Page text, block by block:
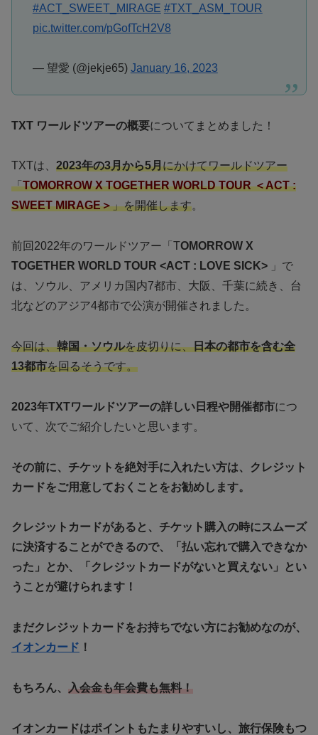
#ACT_SWEET_MIRAGE #TXT_ASM_TOUR
pic.twitter.com/pGofTcH2V8
— 望愛 (@jekje65) January 16, 2023
TXT ワールドツアーの概要についてまとめました！
TXTは、 2023年の3月から5月にかけてワールドツアー
「TOMORROW X TOGETHER WORLD TOUR ＜ACT :
SWEET MIRAGE＞」を開催します。
前回2022年のワールドツアー「TOMORROW X
TOGETHER WORLD TOUR <ACT : LOVE SICK> 」で
は、ソウル、アメリカ国内7都市、大阪、千葉に続き、台
北などのアジア4都市で公演が開催されました。
今回は、韓国・ソウルを皮切りに、日本の都市を含む全
13都市を回るそうです。
2023年TXTワールドツアーの詳しい日程や開催都市につ
いて、次でご紹介したいと思います。
その前に、チケットを絶対手に入れたい方は、クレジット
カードをご用意しておくことをお勧めします。
クレジットカードがあると、チケット購入の時にスムーズ
に決済することができるので、「払い忘れで購入できなか
った」とか、「クレジットカードがないと買えない」とい
うことが避けられます！
まだクレジットカードをお持ちでない方にお勧めなのが、
イオンカード ！
もちろん、 入会金も年会費も無料！
イオンカードはポイントもたまりやすいし、旅行保険もつ